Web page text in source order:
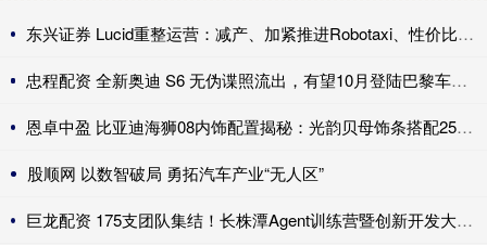
东兴证券 Lucid重整运营：减产、加紧推进Robotaxi、性价比车型继续跳票
忠程配资 全新奥迪 S6 无伪谍照流出，有望10月登陆巴黎车展完成首秀!
恩卓中盈 比亚迪海狮08内饰配置揭秘：光韵贝母饰条搭配25扬帝瓦雷音响登场
股顺网 以数智破局 勇拓汽车产业“无人区”
巨龙配资 175支团队集结！长株潭Agent训练营暨创新开发大赛第一期训练营开讲